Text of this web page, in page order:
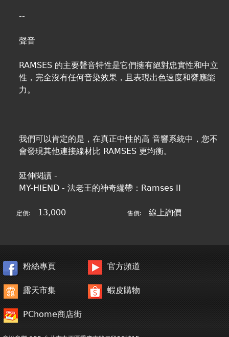
--
聲音
RAMSES 的主要聲音特性是它們擁有絕對忠實性和中立
性，完全沒有任何音染效果，且表現出色速度和響應能
力。
我們可以肯定的是，在真正中性的高 音響系統中，您不
會發現其他連接線材比 RAMSES 更均衡。
延伸閱讀 -
MY-HIEND - 法老王的神奇繃帶：Ramses II
定價: 13,000 售價: 線上詢價
粉絲專頁 官方頻道
露天市集 蝦皮購物
PChome商店街